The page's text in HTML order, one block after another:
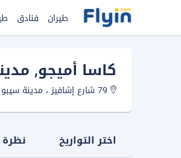
طيران فنادق
كاسا أميجو,
اختر التواريخ